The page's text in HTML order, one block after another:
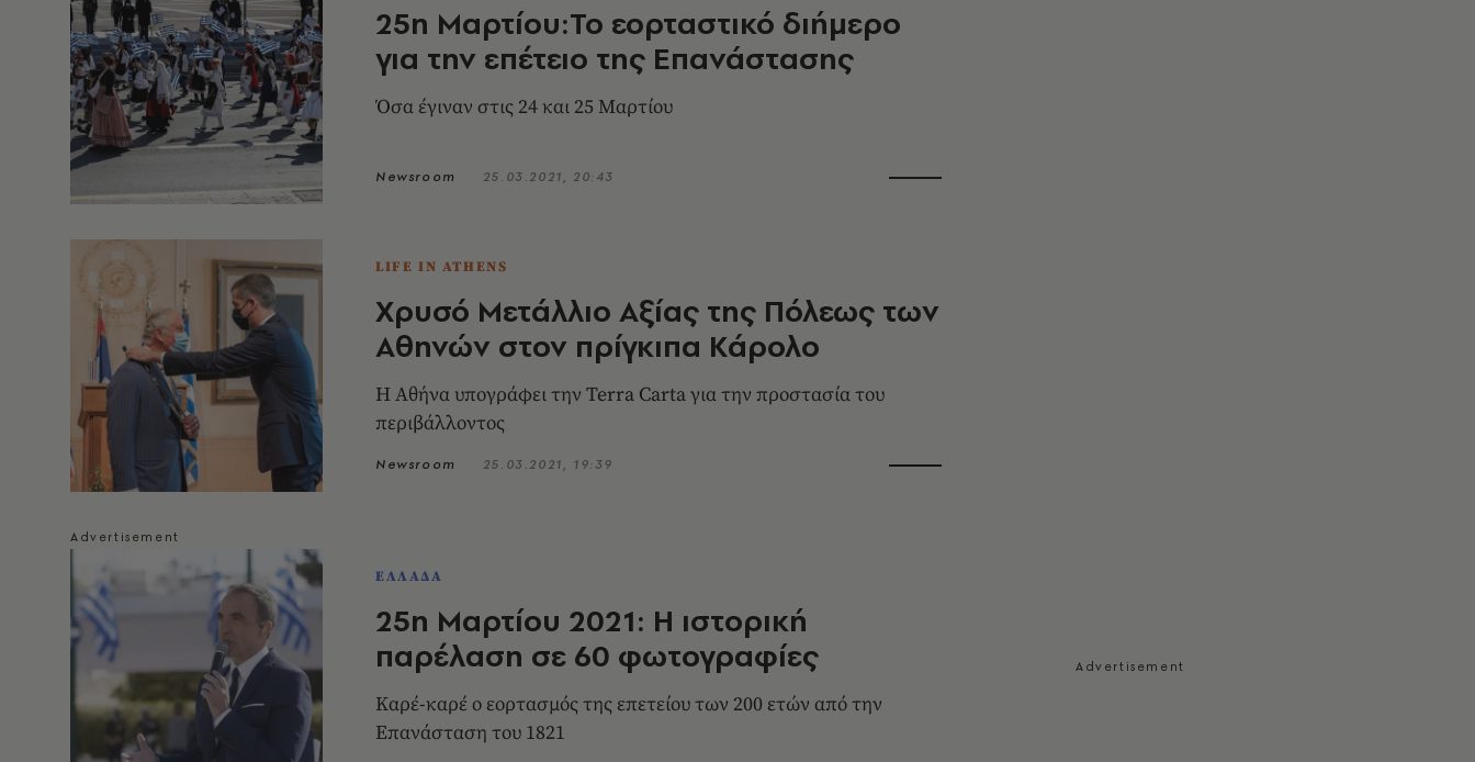
25η Μαρτίου:Το εορταστικό διήμερο
για την επέτειο της Επανάστασης
Όσα έγιναν στις 24 και 25 Μαρτίου
Newsroom 25.03.2021, 20:43
LIFE IN ATHENS
Χρυσό Μετάλλιο Αξίας της Πόλεως των
Αθηνών στον πρίγκιπα Κάρολο
Η Αθήνα υπογράφει την Terra Carta για την προστασία του
περιβάλλοντος
Newsroom 25.03.2021, 19:39
ΕΛΛΑΔΑ
25η Μαρτίου 2021: Η ιστορική
παρέλαση σε 60 φωτογραφίες
Καρέ-καρέ ο εορτασμός της επετείου των 200 ετών από την
Επανάσταση του 1821